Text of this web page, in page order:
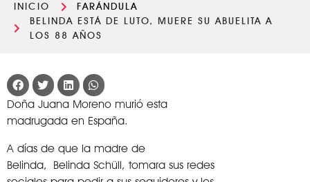
INICIO
FARÁNDULA
BELINDA ESTÁ DE LUTO, MUERE SU ABUELITA A
LOS 88 AÑOS
Doña Juana Moreno murió esta
madrugada en España.
A días de que la madre de
Belinda, Belinda Schüll, tomara sus redes